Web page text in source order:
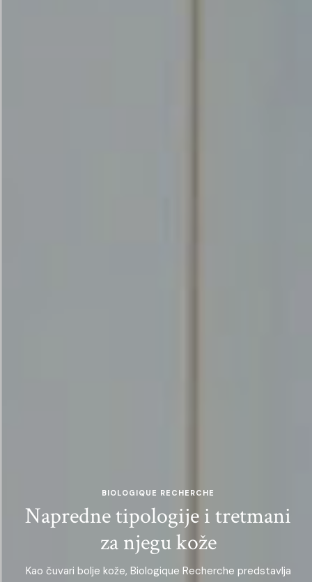
BIOLOGIQUE RECHERCHE
Napredne tipologije i tretmani
za njegu kože
Kao čuvari bolje kože, Biologique Recherche predstavlja